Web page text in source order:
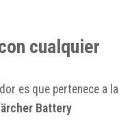
cualquier
es que pertenece a la
Battery